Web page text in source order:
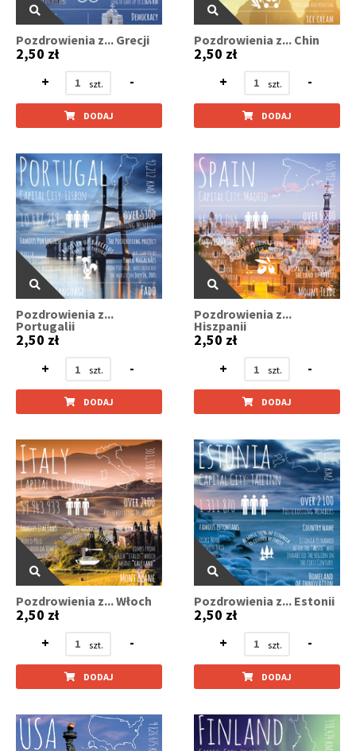
Pozdrowienia z... Grecji
2,50 zł
+
-
DODAJ
Pozdrowienia z... Chin
2,50 zł
+
-
DODAJ
Pozdrowienia z...
Portugalii
2,50 zł
+
-
DODAJ
Pozdrowienia z...
Hiszpanii
2,50 zł
+
-
DODAJ
Pozdrowienia z... Włoch
2,50 zł
+
-
DODAJ
Pozdrowienia z... Estonii
2,50 zł
+
-
DODAJ